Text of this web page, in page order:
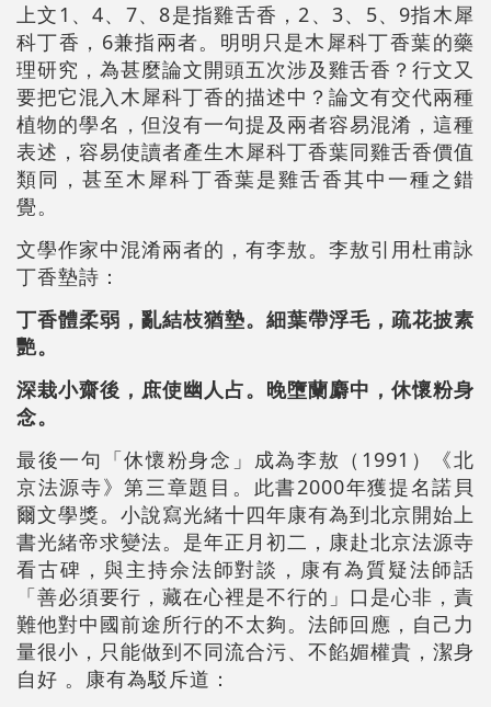
上文1、4、7、8是指雞舌香，2、3、5、9指木犀
科丁香，6兼指兩者。明明只是木犀科丁香葉的藥
理研究，為甚麼論文開頭五次涉及雞舌香？行文又
要把它混入木犀科丁香的描述中？論文有交代兩種
植物的學名，但沒有一句提及兩者容易混淆，這種
表述，容易使讀者產生木犀科丁香葉同雞舌香價值
類同，甚至木犀科丁香葉是雞舌香其中一種之錯
覺。
文學作家中混淆兩者的，有李敖。李敖引用杜甫詠
丁香墊詩：
丁香體柔弱，亂結枝猶墊。細葉帶浮毛，疏花披素
艷。
深栽小齋後，庶使幽人占。晚墮蘭麝中，休懷粉身
念。
最後一句「休懷粉身念」成為李敖（1991）《北
京法源寺》第三章題目。此書2000年獲提名諾貝
爾文學獎。小說寫光緒十四年康有為到北京開始上
書光緒帝求變法。是年正月初二，康赴北京法源寺
看古碑，與主持佘法師對談，康有為質疑法師話
「善必須要行，藏在心裡是不行的」口是心非，責
難他對中國前途所行的不太夠。法師回應，自己力
量很小，只能做到不同流合污、不餡媚權貴，潔身
自好 。康有為駁斥道：